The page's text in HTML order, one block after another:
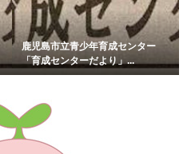
鹿児島市立青少年育成センター
「育成センターだより」...